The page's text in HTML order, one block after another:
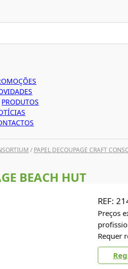
PRODUTOS
/ PAPEL DECOUPAGE CRAFT
BEACH HUT
REF:
Preços
Requer